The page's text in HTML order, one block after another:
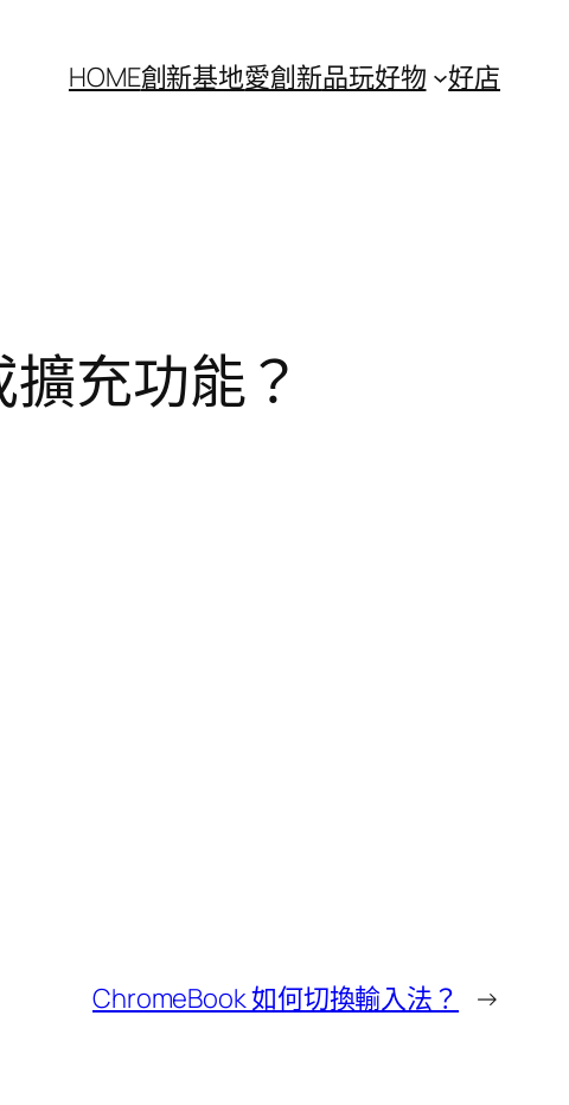
HOME創新基地愛創新品玩好物 好店
充功能？
ChromeBook 如何切換輸入法？ →